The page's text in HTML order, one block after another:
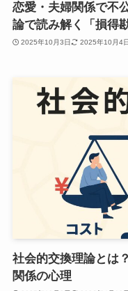
恋愛・夫婦関係で不
論で読み解く「損得
2025年10月3日 2025年10月4日
社会的交換理論とは
関係の心理